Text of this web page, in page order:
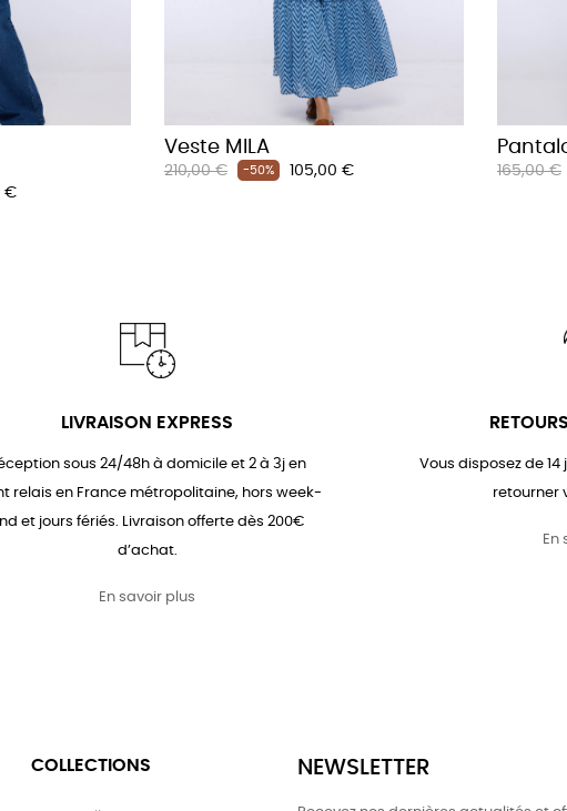
€
Veste MILA
Prix
210,00 € -50% Prix
105,00 €
Prix
165,00 €
LIVRAISON EXPRESS
sous 24/48h à domicile et 2 à 3j en
relais en France métropolitaine, hors week-
et jours fériés. Livraison offerte dès 200€
d’achat.
En savoir plus
Vous disposez de
retourner
En
COLLECTIONS NEWSLETTER